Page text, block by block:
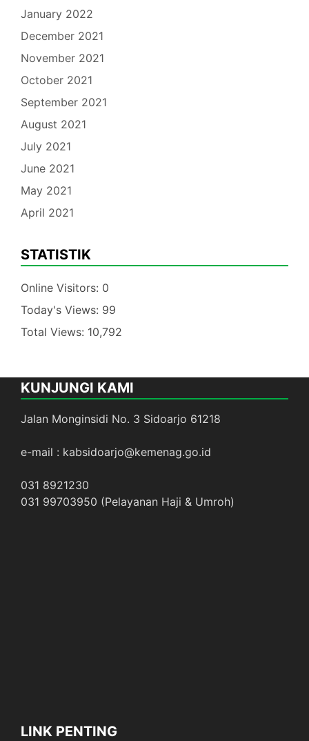
January 2022
December 2021
November 2021
October 2021
September 2021
August 2021
July 2021
June 2021
May 2021
April 2021
STATISTIK
Online Visitors: 0
Today's Views: 99
Total Views: 10,792
KUNJUNGI KAMI
Jalan Monginsidi No. 3 Sidoarjo 61218
e-mail : kabsidoarjo@kemenag.go.id
031 8921230
031 99703950 (Pelayanan Haji & Umroh)
LINK PENTING